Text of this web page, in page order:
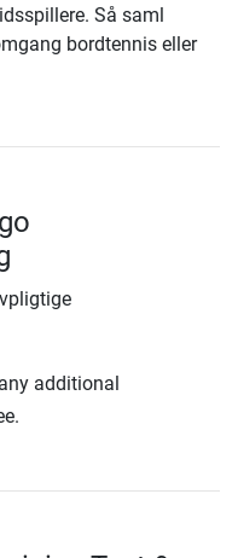
Så saml
bordtennis eller
additional